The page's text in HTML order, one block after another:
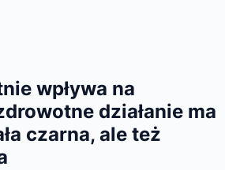
wpływa na
działanie ma
czarna, ale też